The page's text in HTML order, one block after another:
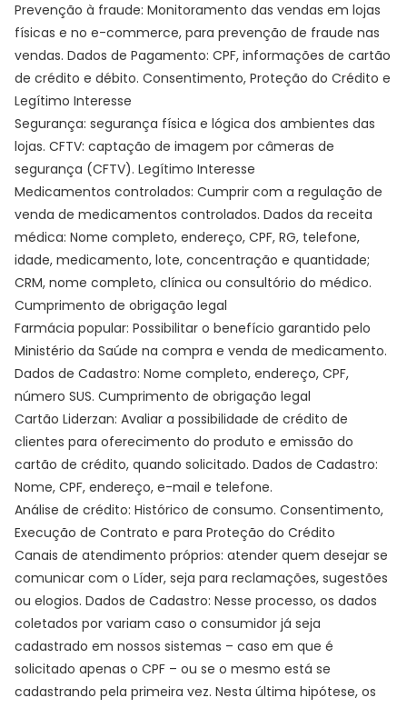
Prevenção à fraude: Monitoramento das vendas em lojas
físicas e no e-commerce, para prevenção de fraude nas
vendas. Dados de Pagamento: CPF, informações de cartão
de crédito e débito. Consentimento, Proteção do Crédito e
Legítimo Interesse
Segurança: segurança física e lógica dos ambientes das
lojas. CFTV: captação de imagem por câmeras de
segurança (CFTV). Legítimo Interesse
Medicamentos controlados: Cumprir com a regulação de
venda de medicamentos controlados. Dados da receita
médica: Nome completo, endereço, CPF, RG, telefone,
idade, medicamento, lote, concentração e quantidade;
CRM, nome completo, clínica ou consultório do médico.
Cumprimento de obrigação legal
Farmácia popular: Possibilitar o benefício garantido pelo
Ministério da Saúde na compra e venda de medicamento.
Dados de Cadastro: Nome completo, endereço, CPF,
número SUS. Cumprimento de obrigação legal
Cartão Liderzan: Avaliar a possibilidade de crédito de
clientes para oferecimento do produto e emissão do
cartão de crédito, quando solicitado. Dados de Cadastro:
Nome, CPF, endereço, e-mail e telefone.
Análise de crédito: Histórico de consumo. Consentimento,
Execução de Contrato e para Proteção do Crédito
Canais de atendimento próprios: atender quem desejar se
comunicar com o Líder, seja para reclamações, sugestões
ou elogios. Dados de Cadastro: Nesse processo, os dados
coletados por variam caso o consumidor já seja
cadastrado em nossos sistemas – caso em que é
solicitado apenas o CPF – ou se o mesmo está se
cadastrando pela primeira vez. Nesta última hipótese, os